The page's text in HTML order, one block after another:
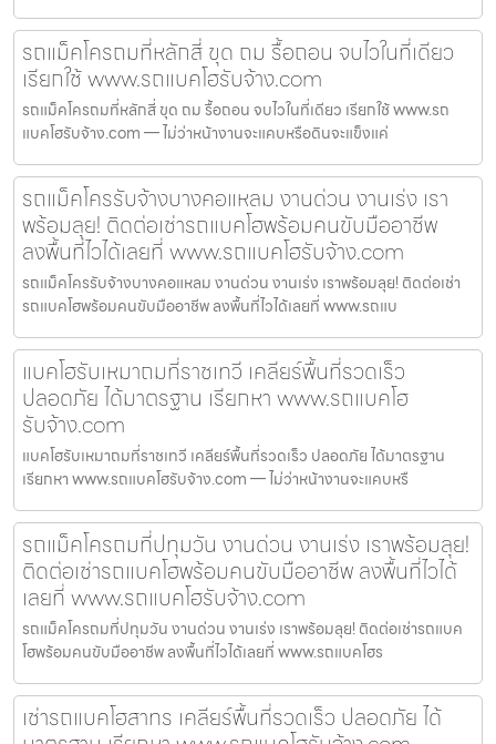
รถแม็คโครถมที่หลักสี่ ขุด ถม รื้อถอน จบไวในที่เดียว
เรียกใช้ www.รถแบคโฮรับจ้าง.com
รถแม็คโครถมที่หลักสี่ ขุด ถม รื้อถอน จบไวในที่เดียว เรียกใช้ www.รถ
แบคโฮรับจ้าง.com — ไม่ว่าหน้างานจะแคบหรือดินจะแข็งแค่
รถแม็คโครรับจ้างบางคอแหลม งานด่วน งานเร่ง เรา
พร้อมลุย! ติดต่อเช่ารถแบคโฮพร้อมคนขับมืออาชีพ
ลงพื้นที่ไวได้เลยที่ www.รถแบคโฮรับจ้าง.com
รถแม็คโครรับจ้างบางคอแหลม งานด่วน งานเร่ง เราพร้อมลุย! ติดต่อเช่า
รถแบคโฮพร้อมคนขับมืออาชีพ ลงพื้นที่ไวได้เลยที่ www.รถแบ
แบคโฮรับเหมาถมที่ราชเทวี เคลียร์พื้นที่รวดเร็ว
ปลอดภัย ได้มาตรฐาน เรียกหา www.รถแบคโฮ
รับจ้าง.com
แบคโฮรับเหมาถมที่ราชเทวี เคลียร์พื้นที่รวดเร็ว ปลอดภัย ได้มาตรฐาน
เรียกหา www.รถแบคโฮรับจ้าง.com — ไม่ว่าหน้างานจะแคบหรื
รถแม็คโครถมที่ปทุมวัน งานด่วน งานเร่ง เราพร้อมลุย!
ติดต่อเช่ารถแบคโฮพร้อมคนขับมืออาชีพ ลงพื้นที่ไวได้
เลยที่ www.รถแบคโฮรับจ้าง.com
รถแม็คโครถมที่ปทุมวัน งานด่วน งานเร่ง เราพร้อมลุย! ติดต่อเช่ารถแบค
โฮพร้อมคนขับมืออาชีพ ลงพื้นที่ไวได้เลยที่ www.รถแบคโฮร
เช่ารถแบคโฮสาทร เคลียร์พื้นที่รวดเร็ว ปลอดภัย ได้